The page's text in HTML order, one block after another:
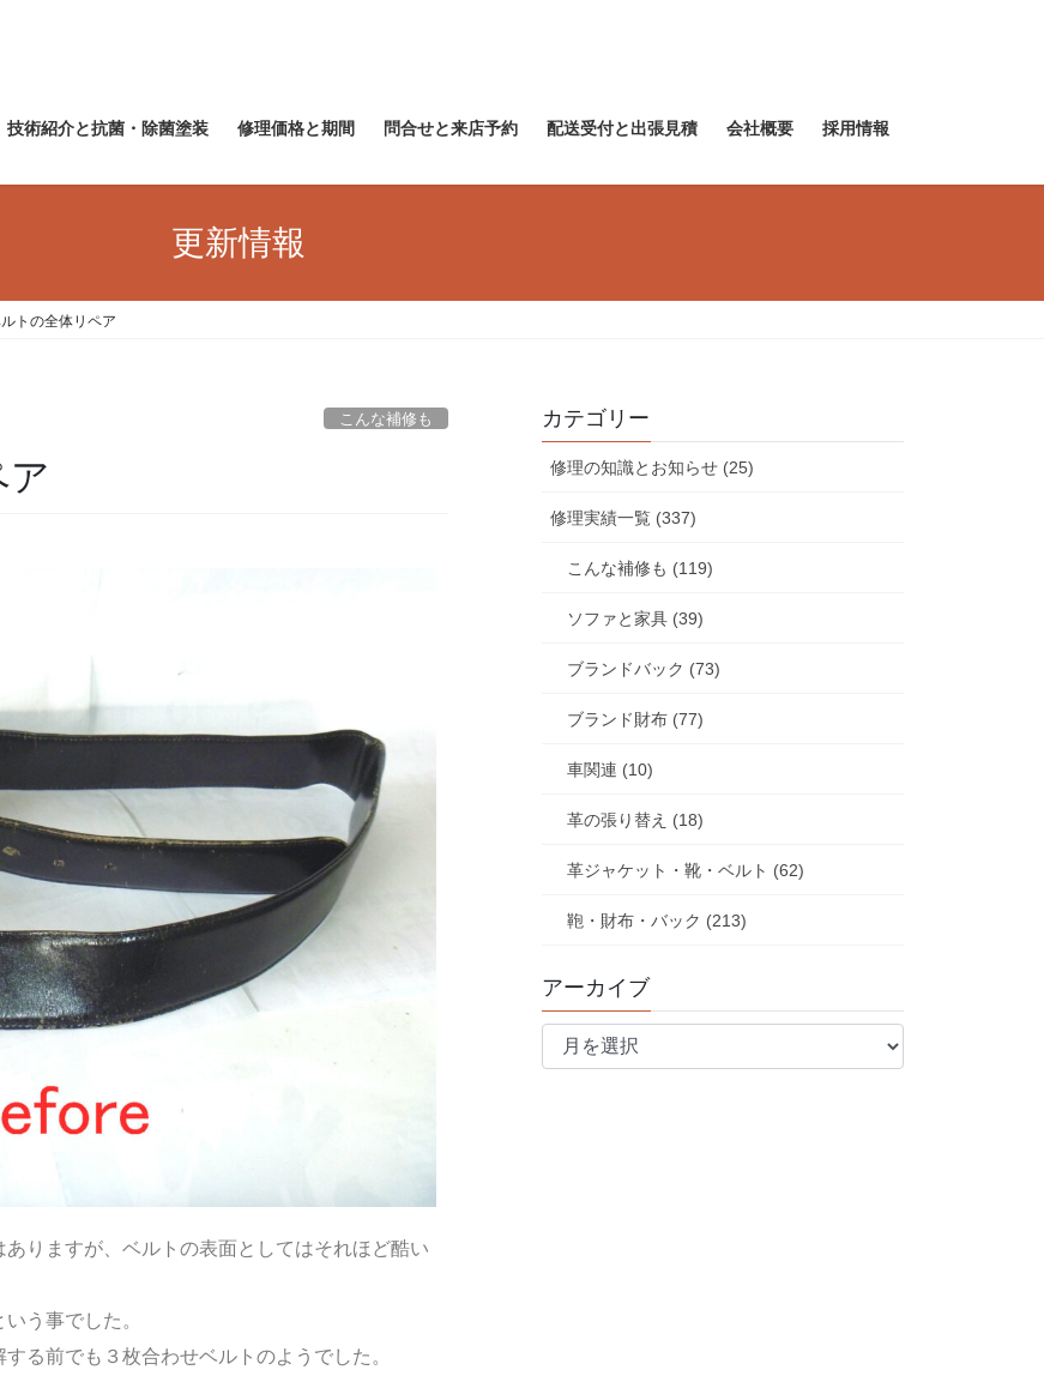
技術紹介と抗菌・除菌塗装 修理価格と期間 問合せと来店予約 配送受付と出張見積 会社概要 採用情報
更新情報
トの全体リペア
こんな補修も
りますが、ベルトの表面としてはそれほど酷い
う事でした。
る前でも３枚合わせベルトのようでした。
カテゴリー
修理の知識とお知らせ (25)
修理実績一覧 (337)
こんな補修も (119)
ソファと家具 (39)
ブランドバック (73)
ブランド財布 (77)
車関連 (10)
革の張り替え (18)
革ジャケット・靴・ベルト (62)
鞄・財布・バック (213)
アーカイブ